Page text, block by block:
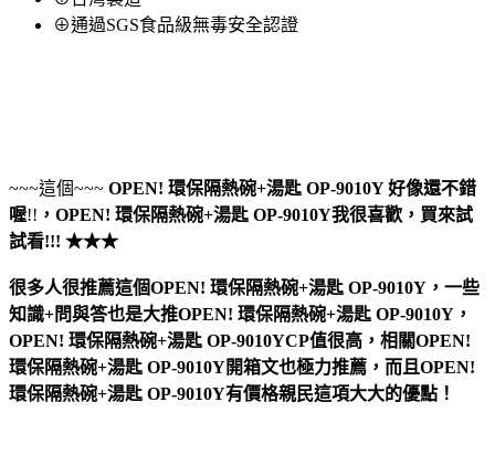
⊕通過SGS食品級無毒安全認證
~~~這個~~~ OPEN! 環保隔熱碗+湯匙 OP-9010Y好像還不錯
喔!! ， OPEN! 環保隔熱碗+湯匙 OP-9010Y我很喜歡，買來試
試看!!! ★★★
很多人很推薦這個OPEN! 環保隔熱碗+湯匙 OP-9010Y，一些
知識+問與答也是大推OPEN! 環保隔熱碗+湯匙 OP-9010Y，
OPEN! 環保隔熱碗+湯匙 OP-9010YCP值很高，相關OPEN!
環保隔熱碗+湯匙 OP-9010Y開箱文也極力推薦，而且OPEN!
環保隔熱碗+湯匙 OP-9010Y有價格親民這項大大的優點！